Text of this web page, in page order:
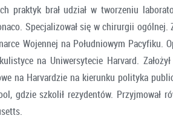
praktyk brał udział w tworzeniu
Specjalizował się w chirurgii ogólnej.
Wojennej na Południowym Pacyfiku.
na Uniwersytecie Harvard.
na Harvardzie na kierunku polityka
gdzie szkolił rezydentów. Przyjmował